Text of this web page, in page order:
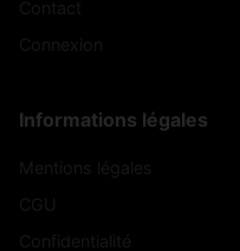
Informations légales